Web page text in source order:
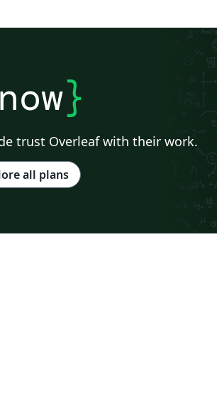
now}
trust Overleaf with their work.
all plans